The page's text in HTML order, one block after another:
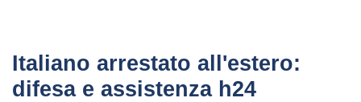
Italiano arrestato all'estero:
difesa e assistenza h24